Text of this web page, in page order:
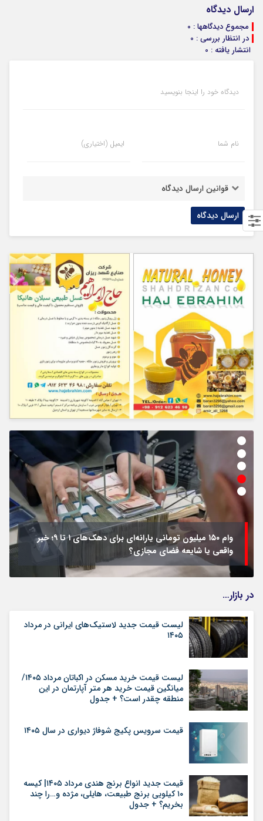
ارسال دیدگاه
مجموع دیدگاهها : 0
در انتظار بررسی : 0
انتشار یافته : 0
دیدگاه خود را اینجا بنویسید
نام شما ایمیل (اختیاری)
قوانین ارسال دیدگاه
وام ۱۵۰ میلیون تومانی یارانه‌ای برای دهک‌های ۱ تا ۹؛ خبر
واقعی یا شایعه فضای مجازی؟
در بازار…
لیست قیمت جدید لاستیک‌های ایرانی در مرداد
۱۴۰۵
لیست قیمت خرید مسکن در اکباتان مرداد ۱۴۰۵/
میانگین قیمت خرید هر متر آپارتمان در این
منطقه چقدر است؟ + جدول
قیمت سرویس پکیج شوفاژ دیواری در سال ۱۴۰۵
قیمت جدید انواع برنج هندی مرداد ۱۴۰۵| کیسه
۱۰ کیلویی برنج طبیعت، هایلی، مژده و…را چند
بخریم؟ + جدول